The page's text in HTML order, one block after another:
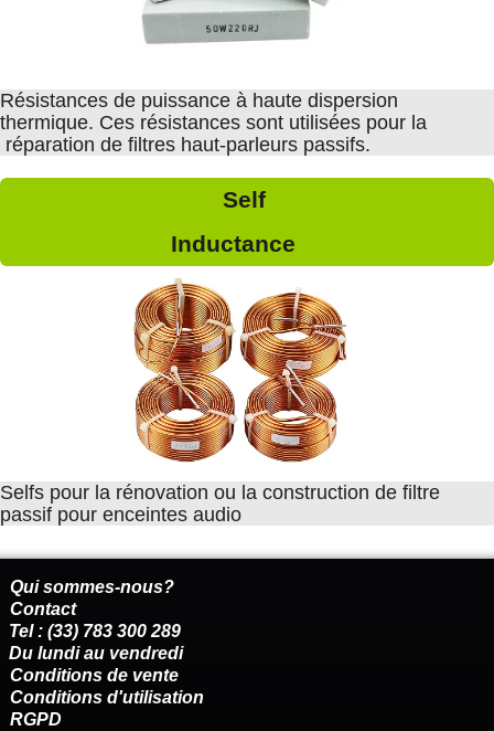
Résistances de puissance à haute dispersion
thermique. Ces résistances sont utilisées pour la
réparation de filtres haut-parleurs passifs.
Self
Inductance
Selfs pour la rénovation ou la construction de filtre
passif pour enceintes audio
Qui sommes-nous?
Contact
Tel : (33) 783 300 289
Du lundi au vendredi
Conditions de vente
Conditions d'utilisation
RGPD